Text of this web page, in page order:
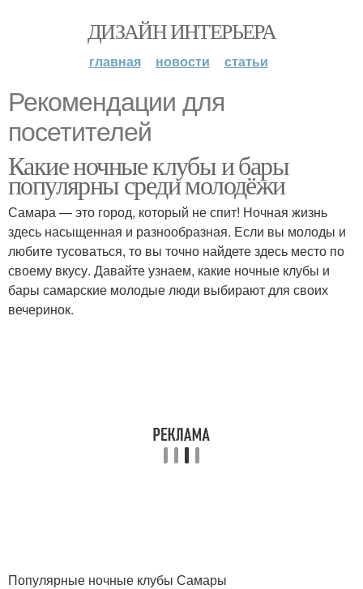
ДИЗАЙН ИНТЕРЬЕРА
главная новости статьи
Рекомендации для
посетителей
Какие ночные клубы и бары
популярны среди молодёжи
Самара — это город, который не спит! Ночная жизнь
здесь насыщенная и разнообразная. Если вы молоды и
любите тусоваться, то вы точно найдете здесь место по
своему вкусу. Давайте узнаем, какие ночные клубы и
бары самарские молодые люди выбирают для своих
вечеринок.
Популярные ночные клубы Самары